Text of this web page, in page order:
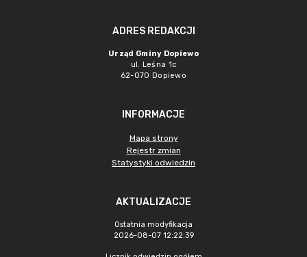
ADRES REDAKCJI
Urząd Gminy Dopiewo
ul. Leśna 1c
62-070 Dopiewo
INFORMACJE
Mapa strony
Rejestr zmian
Statystyki odwiedzin
AKTUALIZACJE
Ostatnia modyfikacja
2026-08-07 12:22:39